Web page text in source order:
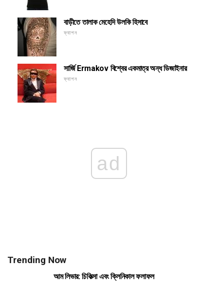
বাড়ীতে তালাক মেহেদি উলকি হিসাবে
ফ্যাশন
সার্জি Ermakov বিশ্বের একমাত্র অন্ধ ডিজাইনার
ফ্যাশন
ad
Trending Now
আম লিভার: চিকিত্সা এবং ক্লিনিকাল ফলাফল